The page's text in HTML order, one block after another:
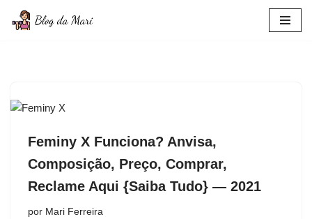
Feminy X Funciona? Anvisa,
Composição, Preço, Comprar,
Reclame Aqui {Saiba Tudo} — 2021
por Mari Ferreira